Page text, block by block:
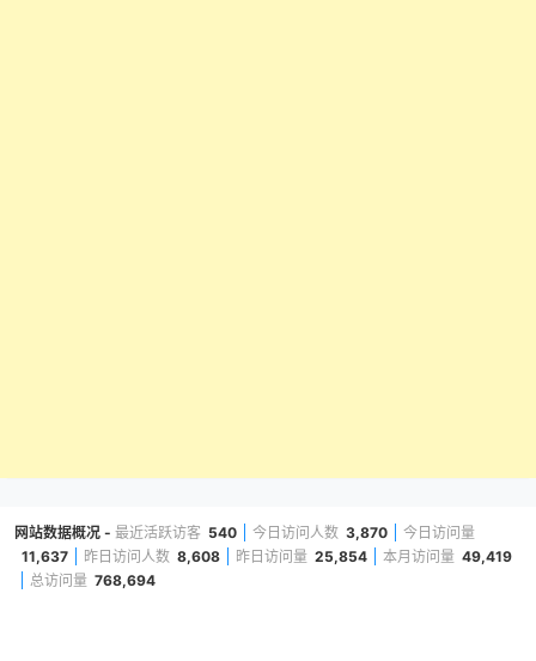
网站数据概况 - 最近活跃访客 540 今日访问人数 3,870
今日访问量
11,637
昨日访问人数 8,608 昨日访问量 25,854 本月访问量 49,419
总访问量 768,694